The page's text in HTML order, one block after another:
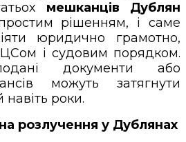
мешканців Дублян
рішенням, і саме
юридично грамотно,
і судовим порядком.
документи або
можуть затягнути
навіть роки.
розлучення у Дублянах